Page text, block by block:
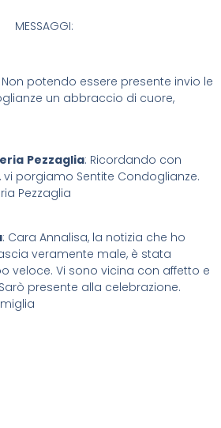
MESSAGGI:
Non potendo essere presente invio le
un abbraccio di cuore,
Pezzaglia: Ricordando con
vi porgiamo Sentite Condoglianze.
Pezzaglia
: Cara Annalisa, la notizia che ho
veramente male, è stata
veloce. Vi sono vicina con affetto e
presente alla celebrazione.